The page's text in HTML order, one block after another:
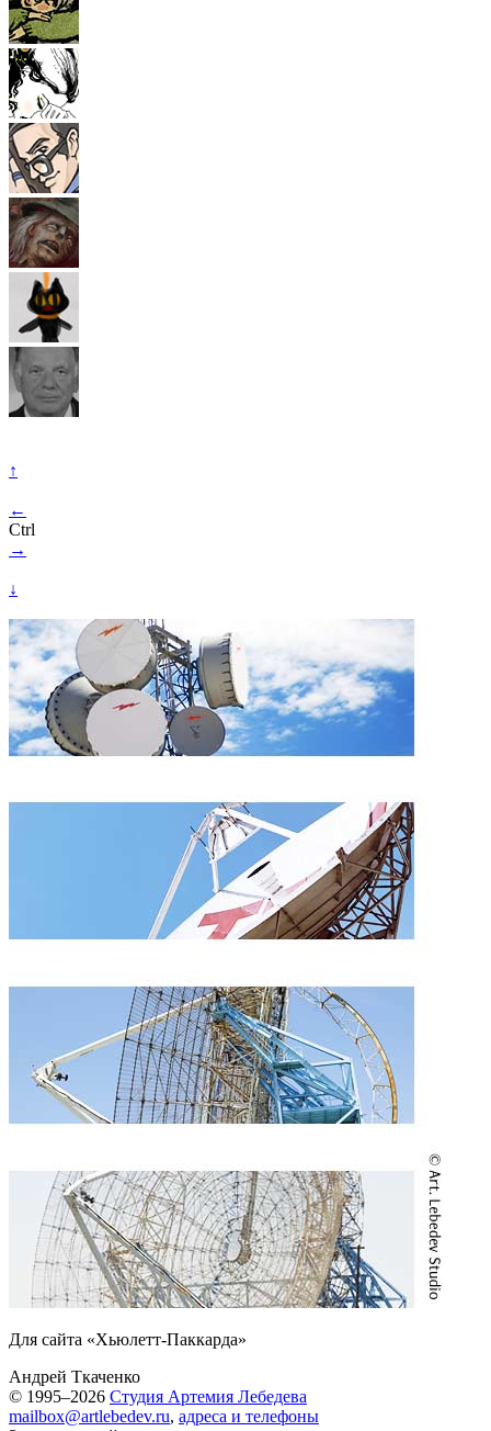
↑
←
Ctrl
→
↓
Для сайта «Хьюлетт-Паккарда»
Андрей Ткаченко
© 1995–2026 Студия Артемия Лебедева
mailbox@artlebedev.ru, адреса и телефоны